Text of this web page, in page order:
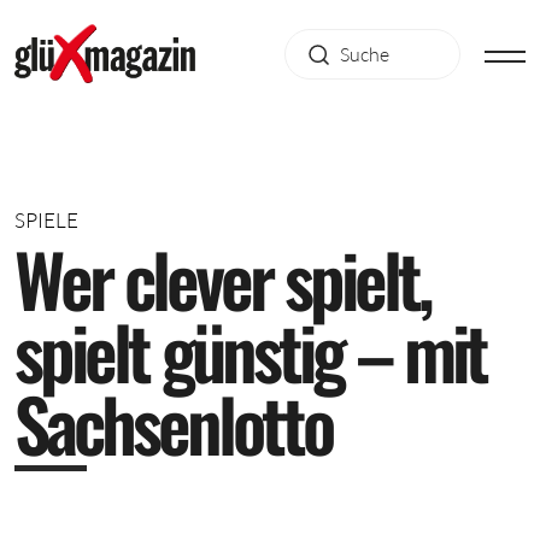
SPIELE
Wercleverspielt,
spieltgünstig–mit
Sachsenlotto